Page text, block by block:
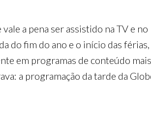
a pena ser assistido na TV e no
do fim do ano e o início das férias,
em programas de conteúdo mais
a programação da tarde da